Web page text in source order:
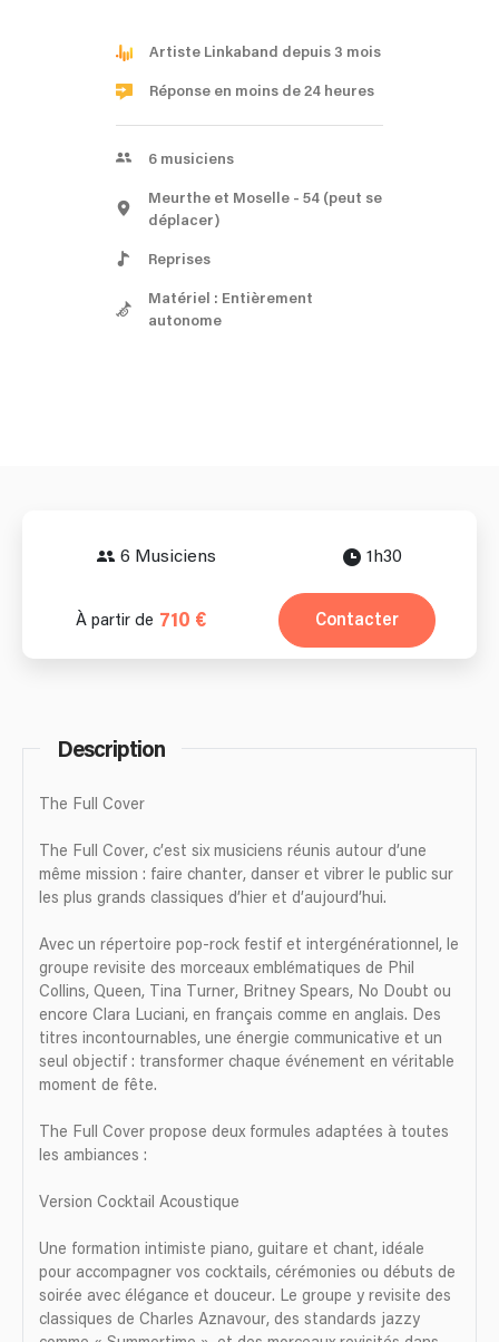
Artiste Linkaband depuis 3 mois
Réponse en moins de 24 heures
6 musiciens
Meurthe et Moselle - 54 (peut se
déplacer)
Reprises
Matériel : Entièrement
autonome
6 Musiciens 1h30
À partir de 710 € Contacter
Description
The Full Cover
The Full Cover, c’est six musiciens réunis autour d’une
même mission : faire chanter, danser et vibrer le public sur
les plus grands classiques d’hier et d’aujourd’hui.
Avec un répertoire pop-rock festif et intergénérationnel, le
groupe revisite des morceaux emblématiques de Phil
Collins, Queen, Tina Turner, Britney Spears, No Doubt ou
encore Clara Luciani, en français comme en anglais. Des
titres incontournables, une énergie communicative et un
seul objectif : transformer chaque événement en véritable
moment de fête.
The Full Cover propose deux formules adaptées à toutes
les ambiances :
Version Cocktail Acoustique
Une formation intimiste piano, guitare et chant, idéale
pour accompagner vos cocktails, cérémonies ou débuts de
soirée avec élégance et douceur. Le groupe y revisite des
classiques de Charles Aznavour, des standards jazzy